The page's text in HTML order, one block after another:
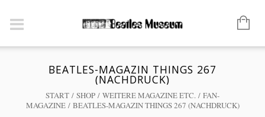
BEATLES-MAGAZIN THINGS 267
(NACHDRUCK)
START / SHOP / WEITERE MAGAZINE ETC. / FAN-
MAGAZINE/ BEATLES-MAGAZIN THINGS 267 (NACHDRUCK)